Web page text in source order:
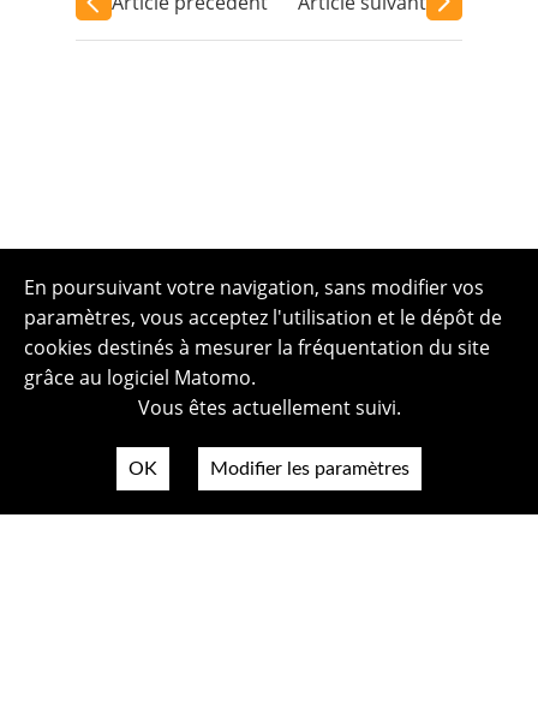
En poursuivant votre navigation, sans modifier vos
paramètres, vous acceptez l'utilisation et le dépôt de
cookies destinés à mesurer la fréquentation du site
grâce au logiciel Matomo.
Vous êtes actuellement suivi.
OK Modifier les paramètres